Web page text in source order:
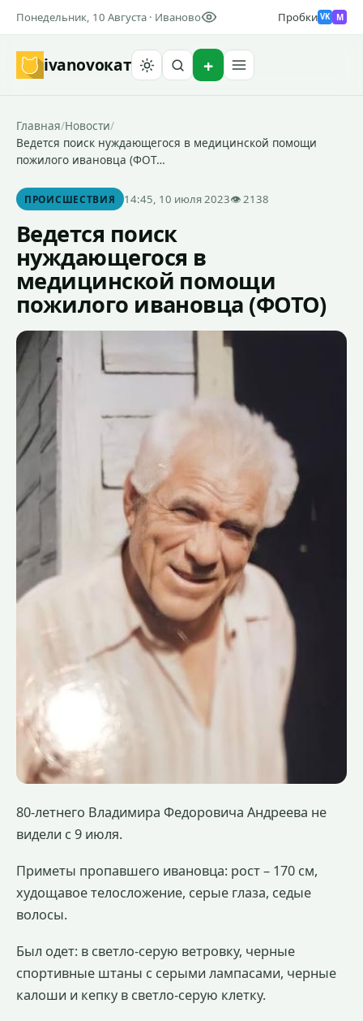
Понедельник, 10 Августа · Иваново Пробки VK M
ivanovoкат
Главная/Новости/
Ведется поиск нуждающегося в медицинской помощи
пожилого ивановца (ФОТ…
ПРОИСШЕСТВИЯ 14:45, 10 июля 2023👁 2138
Ведется поиск
нуждающегося в
медицинской помощи
пожилого ивановца (ФОТО)
80-летнего Владимира Федоровича Андреева не
видели с 9 июля.
Приметы пропавшего ивановца: рост – 170 см,
худощавое телосложение, серые глаза, седые
волосы.
Был одет: в светло-серую ветровку, черные
спортивные штаны с серыми лампасами, черные
калоши и кепку в светло-серую клетку.